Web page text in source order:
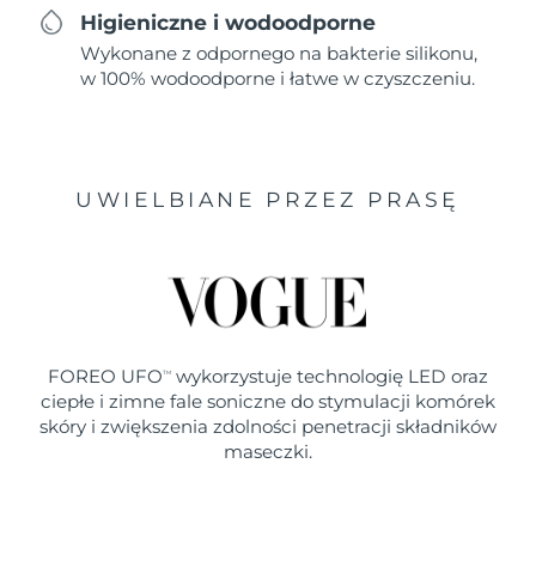
Higieniczne i wodoodporne
Wykonane z odpornego na bakterie silikonu,
w 100% wodoodporne i łatwe w czyszczeniu.
UWIELBIANE PRZEZ PRASĘ
FOREO UFO TM
wykorzystuje technologię LED oraz
ciepłe i zimne fale soniczne do stymulacji komórek
skóry i zwiększenia zdolności penetracji składników
maseczki.